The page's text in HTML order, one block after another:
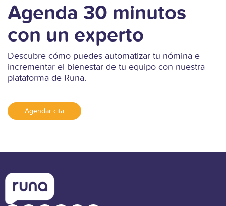
Agenda 30 minutos
con un experto
Descubre cómo puedes automatizar tu nómina e
incrementar el bienestar de tu equipo con nuestra
plataforma de Runa.
Agendar cita